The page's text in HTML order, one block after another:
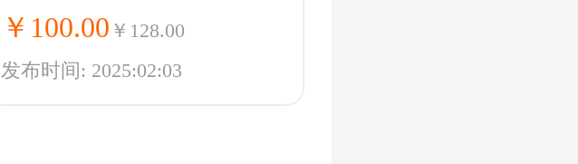
￥100.00 ￥128.00
发布时间: 2025:02:03